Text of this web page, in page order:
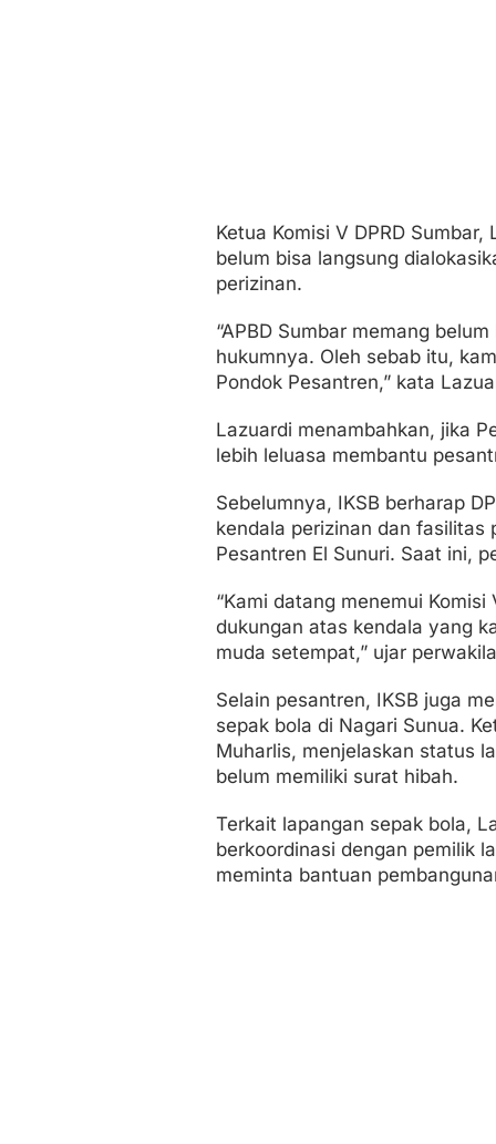
Ketua Komisi V DPRD
belum bisa langsung
perizinan.
“APBD Sumbar memang
hukumnya. Oleh sebab itu,
Pondok Pesantren,” kata
Lazuardi menambahkan, jika
lebih leluasa membantu
Sebelumnya, IKSB berharap
kendala perizinan dan fasilitas
Pesantren El Sunuri. Saat ini,
“Kami datang menemui
dukungan atas kendala yang
muda setempat,” ujar
Selain pesantren, IKSB juga
sepak bola di Nagari Sunua.
Muharlis, menjelaskan status
belum memiliki surat hibah.
Terkait lapangan sepak bola,
berkoordinasi dengan pemilik
meminta bantuan